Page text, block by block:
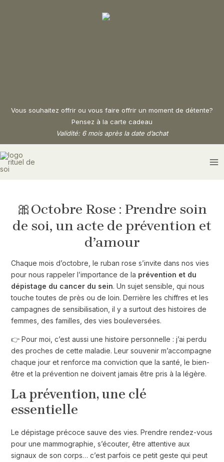
Vous souhaitez offrir ou vous faire offrir un moment de détente?
Pensez à la carte cadeau
Validité: 6 mois après la date d’achat
🎀Octobre Rose : Prendre soin
de soi, un acte de prévention et
d’amour
Chaque mois d’octobre, le ruban rose s’invite dans nos vies
pour nous rappeler l’importance de la prévention et du
dépistage du cancer du sein. Un sujet sensible, qui nous
touche toutes de près ou de loin. Derrière les chiffres et les
campagnes de sensibilisation, il y a surtout des histoires de
femmes, des familles, des vies bouleversées.
👉 Pour moi, c’est aussi une histoire personnelle : j’ai perdu
des proches de cette maladie. Leur souvenir m’accompagne
chaque jour et renforce ma conviction que la santé, le bien-
être et la prévention ne doivent jamais être pris à la légère.
La prévention, une clé
essentielle
Le dépistage précoce sauve des vies. Prendre rendez-vous
pour une mammographie, s’écouter, être attentive aux
signaux de son corps… c’est parfois ce petit geste qui peut